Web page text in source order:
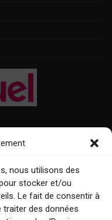
nous utilisons des
stocker et/ou
Le fait de consentir à
des données
oû trouver Le Mensuel ?
en ligne